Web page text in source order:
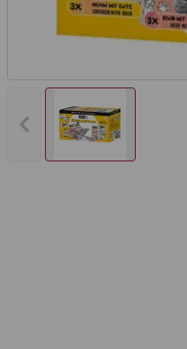
Vorheriges Bild anzeigen